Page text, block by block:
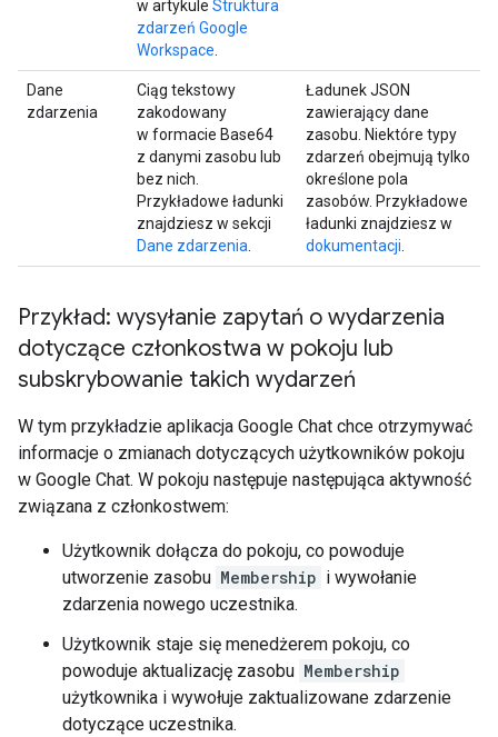
w artykule Struktura
zdarzeń Google
Workspace.
Dane
zdarzenia
Ciąg tekstowy
zakodowany
w formacie Base64
z danymi zasobu lub
bez nich.
Przykładowe ładunki
znajdziesz w sekcji
Dane zdarzenia.
Ładunek JSON
zawierający dane
zasobu. Niektóre typy
zdarzeń obejmują tylko
określone pola
zasobów. Przykładowe
ładunki znajdziesz w
dokumentacji.
Przykład: wysyłanie zapytań o wydarzenia
dotyczące członkostwa w pokoju lub
subskrybowanie takich wydarzeń
W tym przykładzie aplikacja Google Chat chce otrzymywać
informacje o zmianach dotyczących użytkowników pokoju
w Google Chat. W pokoju następuje następująca aktywność
związana z członkostwem:
Użytkownik dołącza do pokoju, co powoduje
utworzenie zasobu Membership i wywołanie
zdarzenia nowego uczestnika.
Użytkownik staje się menedżerem pokoju, co
powoduje aktualizację zasobu Membership
użytkownika i wywołuje zaktualizowane zdarzenie
dotyczące uczestnika.